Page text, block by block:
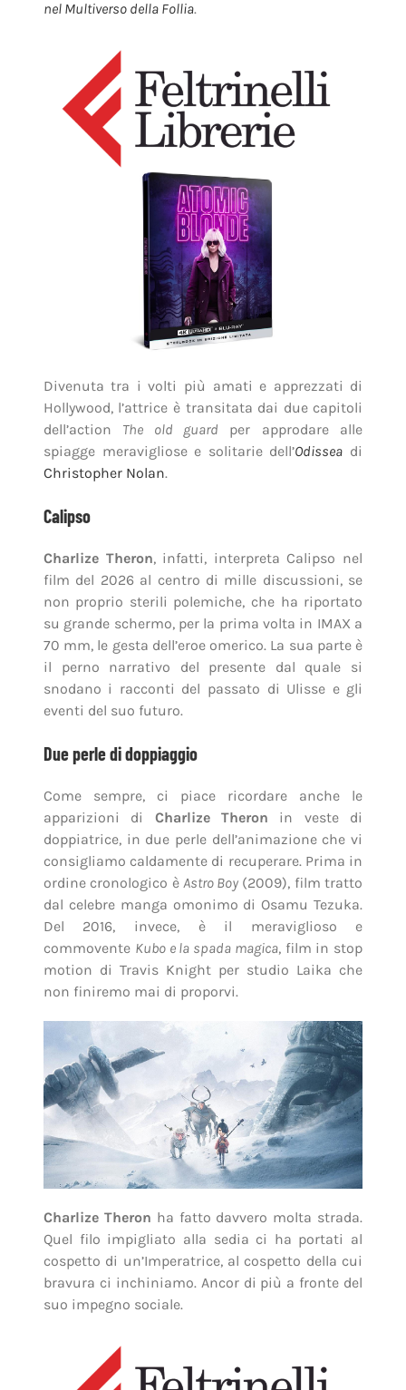
nel Multiverso della Follia.
Divenuta tra i volti più amati e apprezzati di
Hollywood, l’attrice è transitata dai due capitoli
dell’action The old guard per approdare alle
spiagge meravigliose e solitarie dell’Odissea di
Christopher Nolan.
Calipso
Charlize Theron, infatti, interpreta Calipso nel
film del 2026 al centro di mille discussioni, se
non proprio sterili polemiche, che ha riportato
su grande schermo, per la prima volta in IMAX a
70 mm, le gesta dell’eroe omerico. La sua parte è
il perno narrativo del presente dal quale si
snodano i racconti del passato di Ulisse e gli
eventi del suo futuro.
Due perle di doppiaggio
Come sempre, ci piace ricordare anche le
apparizioni di Charlize Theron in veste di
doppiatrice, in due perle dell’animazione che vi
consigliamo caldamente di recuperare. Prima in
ordine cronologico è Astro Boy (2009), film tratto
dal celebre manga omonimo di Osamu Tezuka.
Del 2016, invece, è il meraviglioso e
commovente Kubo e la spada magica, film in stop
motion di Travis Knight per studio Laika che
non finiremo mai di proporvi.
Charlize Theron ha fatto davvero molta strada.
Quel filo impigliato alla sedia ci ha portati al
cospetto di un’Imperatrice, al cospetto della cui
bravura ci inchiniamo. Ancor di più a fronte del
suo impegno sociale.